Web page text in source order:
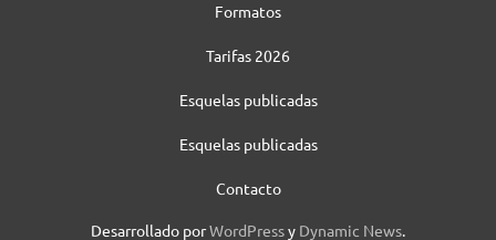
Formatos
Tarifas 2026
Esquelas publicadas
Esquelas publicadas
Contacto
Desarrollado porWordPressy Dynamic News.